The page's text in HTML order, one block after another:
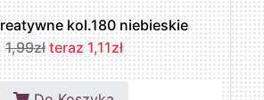
kol.180 niebieskie
1,99zł teraz 1,11zł